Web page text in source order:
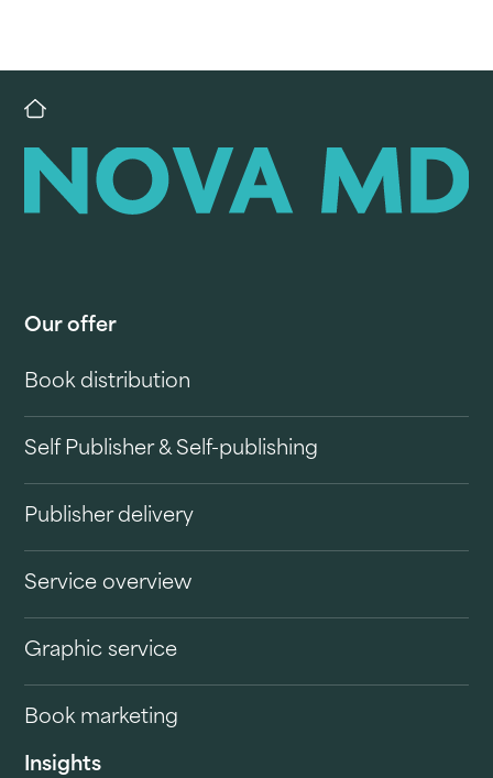
Our offer
Book distribution
Self Publisher & Self-publishing
Publisher delivery
Service overview
Graphic service
Book marketing
Insights